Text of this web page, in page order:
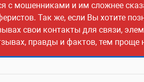
с мошенниками и им сложнее
Так же, если Вы хотите
свои контакты для связи,
правды и фактов, тем проще